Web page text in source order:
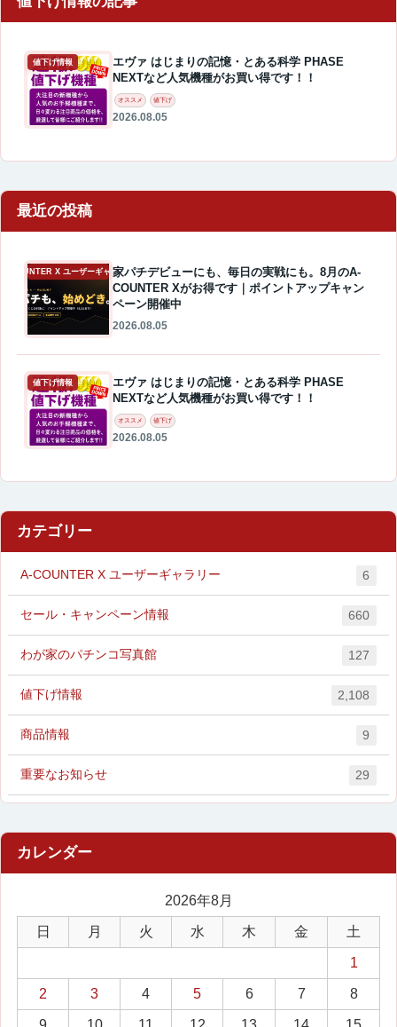
値下げ情報
エヴァ はじまりの記憶・とある科学 PHASE
NEXTなど人気機種がお買い得です！！
オススメ 値下げ
2026.08.05
最近の投稿
A-COUNTER X ユーザーギャラリー家パチデビューにも、毎日の実戦にも。8月のA-
COUNTER Xがお得です｜ポイントアップキャン
ペーン開催中
2026.08.05
値下げ情報
エヴァ はじまりの記憶・とある科学 PHASE
NEXTなど人気機種がお買い得です！！
オススメ 値下げ
2026.08.05
カテゴリー
A-COUNTER X ユーザーギャラリー 6
セール・キャンペーン情報 660
わが家のパチンコ写真館 127
値下げ情報 2,108
商品情報 9
重要なお知らせ 29
2026年8月
日 月 火 水 木 金 土
1
2 3 4 5 6 7 8